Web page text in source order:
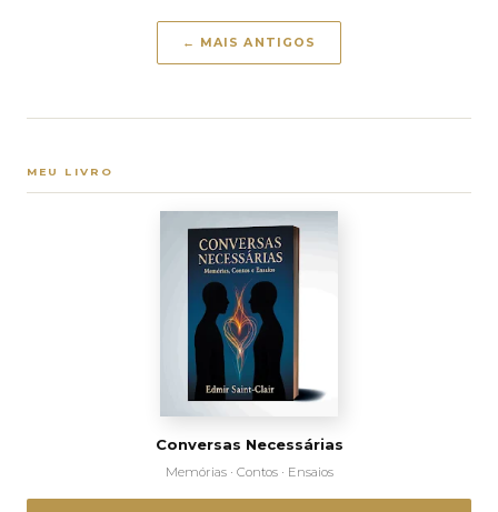
← MAIS ANTIGOS
MEU LIVRO
Conversas Necessárias
Memórias · Contos · Ensaios